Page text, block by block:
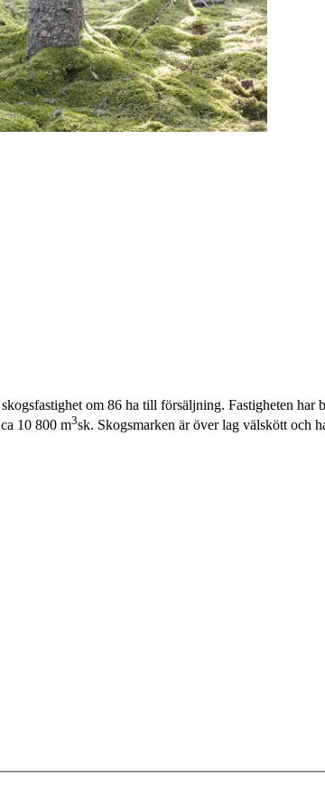
om 86 ha till försäljning. Fastigheten
10 800 m3sk. Skogsmarken är över lag välskött och